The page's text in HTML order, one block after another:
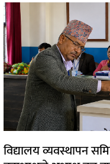
विद्यालय व्यवस्थापन